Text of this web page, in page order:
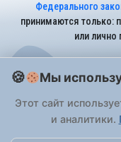
Федерального
принимаются только:
или лично
На Сайте действует
Мы
Этот сайт
и аналитики.